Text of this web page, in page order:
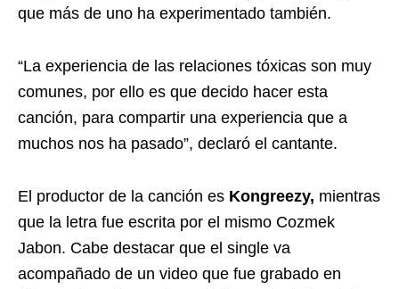
que más de uno ha experimentado también.
“La experiencia de las relaciones tóxicas son muy
comunes, por ello es que decido hacer esta
canción, para compartir una experiencia que a
muchos nos ha pasado”, declaró el cantante.
El productor de la canción es Kongreezy, mientras
que la letra fue escrita por el mismo Cozmek
Jabon. Cabe destacar que el single va
acompañado de un video que fue grabado en